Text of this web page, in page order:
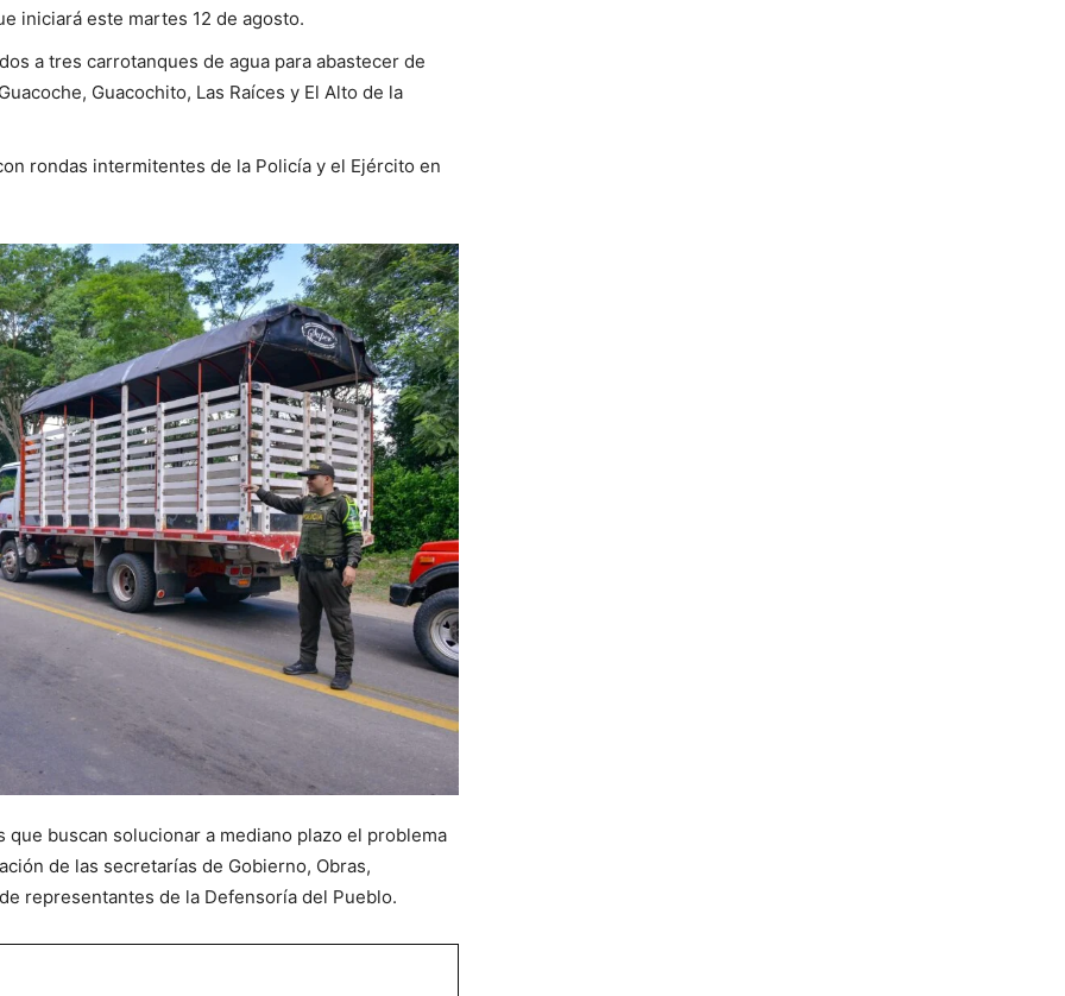
iniciará este martes 12 de agosto.
a tres carrotanques de agua para abastecer de
Guacochito, Las Raíces y El Alto de la
rondas intermitentes de la Policía y el Ejército en
buscan solucionar a mediano plazo el problema
de las secretarías de Gobierno, Obras,
representantes de la Defensoría del Pueblo.